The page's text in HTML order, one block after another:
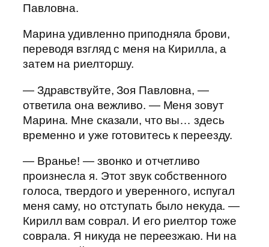
Павловна.
Марина удивленно приподняла брови,
переводя взгляд с меня на Кирилла, а
затем на риелторшу.
— Здравствуйте, Зоя Павловна, —
ответила она вежливо. — Меня зовут
Марина. Мне сказали, что вы… здесь
временно и уже готовитесь к переезду.
— Вранье! — звонко и отчетливо
произнесла я. Этот звук собственного
голоса, твердого и уверенного, испугал
меня саму, но отступать было некуда. —
Кирилл вам соврал. И его риелтор тоже
соврала. Я никуда не переезжаю. Ни на